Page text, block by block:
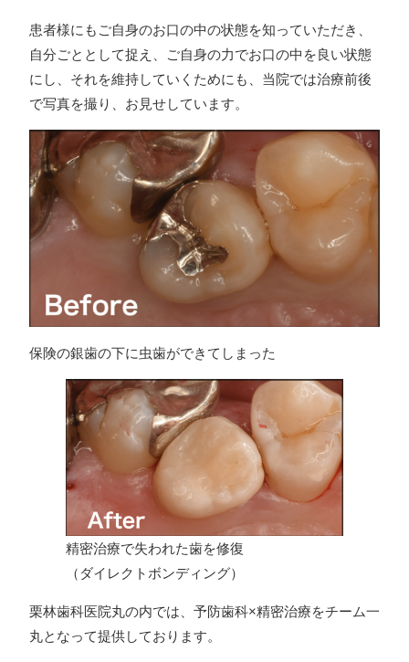
患者様にもご自身のお口の中の状態を知っていただき、
自分ごととして捉え、ご自身の力でお口の中を良い状態
にし、それを維持していくためにも、当院では治療前後
で写真を撮り、お見せしています。
保険の銀歯の下に虫歯ができてしまった
精密治療で失われた歯を修復
（ダイレクトボンディング）
栗林歯科医院丸の内では、予防歯科×精密治療をチーム一
丸となって提供しております。